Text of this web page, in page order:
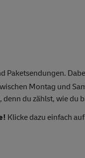
Paketsendungen.
Montag und
du zählst, wie du
Klicke dazu einfach